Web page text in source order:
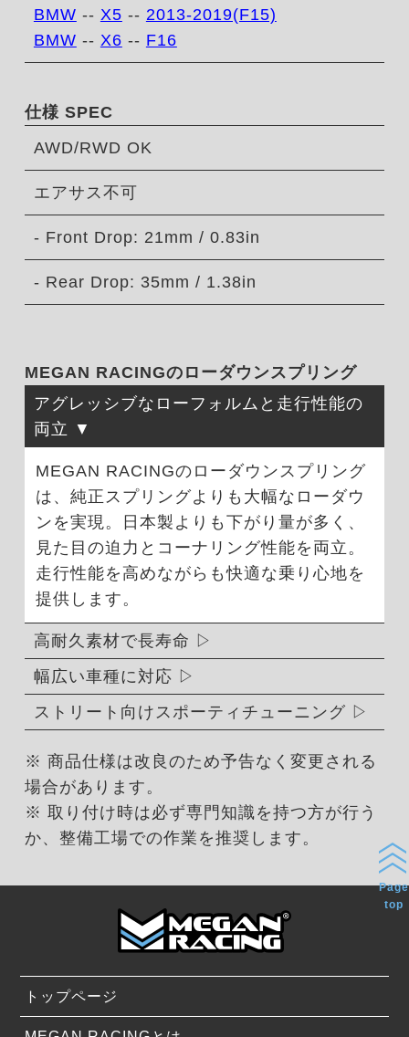
BMW -- X5 -- 2013-2019(F15)
BMW -- X6 -- F16
仕様 SPEC
AWD/RWD OK
エアサス不可
- Front Drop: 21mm / 0.83in
- Rear Drop: 35mm / 1.38in
MEGAN RACINGのローダウンスプリング
アグレッシブなローフォルムと走行性能の
両立
MEGAN RACINGのローダウンスプリング
は、純正スプリングよりも大幅なローダウ
ンを実現。日本製よりも下がり量が多く、
見た目の迫力とコーナリング性能を両立。
走行性能を高めながらも快適な乗り心地を
提供します。
高耐久素材で長寿命
幅広い車種に対応
ストリート向けスポーティチューニング
※ 商品仕様は改良のため予告なく変更される
場合があります。
※ 取り付け時は必ず専門知識を持つ方が行う
か、整備工場での作業を推奨します。
トップページ
Page
top